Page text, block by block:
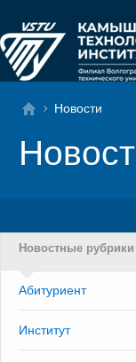
Новости
Новостные рубрики
Абитуриент
Институт